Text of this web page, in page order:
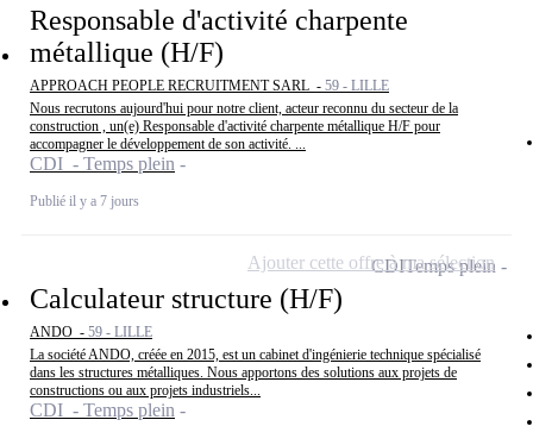
Responsable d'activité charpente
métallique (H/F)
APPROACH PEOPLE RECRUITMENT SARL - 59 - LILLE
Nous recrutons aujourd'hui pour notre client, acteur reconnu du secteur de la
construction , un(e) Responsable d'activité charpente métallique H/F pour
accompagner le développement de son activité. ...
CDI - Temps plein
Publié il y a 7 jours
Calculateur structure (H/F)
ANDO - 59 - LILLE
La société ANDO, créée en 2015, est un cabinet d'ingénierie technique spécialisé
dans les structures métalliques. Nous apportons des solutions aux projets de
constructions ou aux projets industriels...
CDI - Temps plein
CDITemps plein
Ajouter cette offre à ma sélection